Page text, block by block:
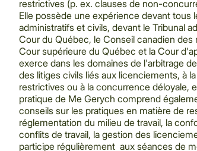
restrictives (p. ex. clauses de non-
Elle possède une expérience devant tous
administratifs et civils, devant le Tribunal
Cour du Québec, le Conseil canadien des
Cour supérieure du Québec et la Cour
exerce dans les domaines de l'arbitrage
des litiges civils liés aux licenciements, à
restrictives ou à la concurrence déloyale,
pratique de Me Gerych comprend
conseils sur les pratiques en matière de
réglementation du milieu de travail, la
conflits de travail, la gestion des
participe régulièrement aux séances de